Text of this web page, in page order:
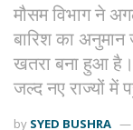
मौसम विभाग ने
बारिश का अनुमान
खतरा बना हुआ
जल्द नए राज्यों में
by SYED BUSHRA